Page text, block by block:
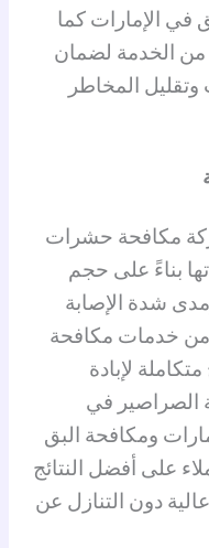
في الإمارات كما
من الخدمة لضمان
وتقليل المخاطر
مكافحة حشرات
بناءً على حجم
شدة الإصابة
من خدمات مكافحة
لإبادة
الصراصير في
ومكافحة البق
على أفضل النتائج
دون التنازل عن